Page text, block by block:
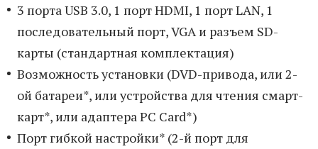
3 порта USB 3.0, 1 порт HDMI, 1 порт LAN, 1
последовательный порт, VGA и разъем SD-
карты (стандартная комплектация)
Возможность установки (DVD-привода, или 2-
ой батареи*, или устройства для чтения смарт-
карт*, или адаптера PC Card*)
Порт гибкой настройки* (2-й порт для